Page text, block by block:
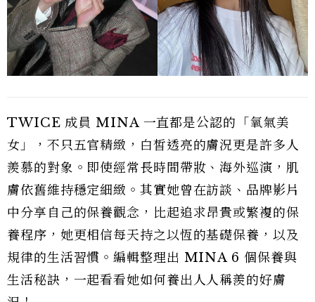
TWICE 成員 MINA 一直都是公認的「氧氣美
女」，不只五官精緻，白皙透亮的膚況更是許多人
羨慕的對象。即使經常長時間帶妝、海外巡演，肌
膚依舊維持穩定細緻。其實她曾在訪談、品牌影片
中分享自己的保養觀念，比起追求昂貴或繁複的保
養程序，她更相信每天持之以恆的基礎保養，以及
規律的生活習慣。編輯整理出 MINA 6 個保養與
生活秘訣，一起看看她如何養出人人稱羨的好膚